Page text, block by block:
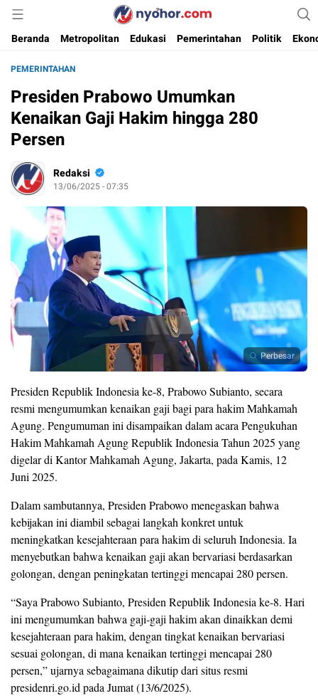
Nyohor.com
Media Informasi Ternyohor
Beranda
Metropolitan Edukasi Pemerintahan Politik
PEMERINTAHAN
Presiden Prabowo Umumkan
Kenaikan Gaji Hakim hingga 280
Persen
Redaksi
13/06/2025 - 07:35
Perbesar
Presiden Republik Indonesia ke-8, Prabowo Subianto, secara
resmi mengumumkan kenaikan gaji bagi para hakim Mahkamah
Agung. Pengumuman ini disampaikan dalam acara Pengukuhan
Hakim Mahkamah Agung Republik Indonesia Tahun 2025 yang
digelar di Kantor Mahkamah Agung, Jakarta, pada Kamis, 12
Juni 2025.
Dalam sambutannya, Presiden Prabowo menegaskan bahwa
kebijakan ini diambil sebagai langkah konkret untuk
meningkatkan kesejahteraan para hakim di seluruh Indonesia. Ia
menyebutkan bahwa kenaikan gaji akan bervariasi berdasarkan
golongan, dengan peningkatan tertinggi mencapai 280 persen.
“Saya Prabowo Subianto, Presiden Republik Indonesia ke-8. Hari
ini mengumumkan bahwa gaji-gaji hakim akan dinaikkan demi
kesejahteraan para hakim, dengan tingkat kenaikan bervariasi
sesuai golongan, di mana kenaikan tertinggi mencapai 280
persen,” ujarnya sebagaimana dikutip dari situs resmi
presidenri.go.id pada Jumat (13/6/2025).